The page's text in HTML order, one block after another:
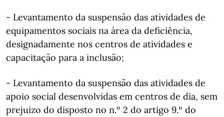
- Levantamento da suspensão das atividades de
equipamentos sociais na área da deficiência,
designadamente nos centros de atividades e
capacitação para a inclusão;
- Levantamento da suspensão das atividades de
apoio social desenvolvidas em centros de dia, sem
prejuízo do disposto no n.º 2 do artigo 9.º do